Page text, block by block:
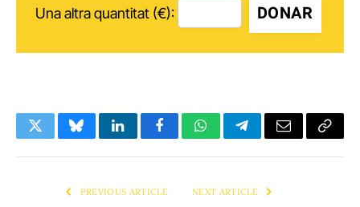
Una altra quantitat (€): DONAR
TwitterBlueskyLinkedInFacebookWhatsAppTelegramEmail Copy
PREVIOUS ARTICLE NEXT ARTICLE